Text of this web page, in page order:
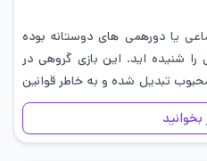
یا دورهمی های دوستانه بوده
را شنیده اید. این بازی گروهی در
تبدیل شده و به خاطر قوانین